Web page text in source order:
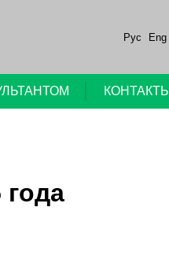
Рус Eng
КОНТАКТЫ